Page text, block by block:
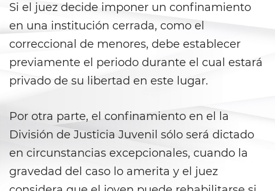
Intento de Asesinato
Secuestro
DMV
Drogas
Conducción Imprudente con
Si el juez decide imponer un confinamiento
en una institución cerrada, como el
correccional de menores, debe establecer
previamente el periodo durante el cual estará
privado de su libertad en este lugar.
Por otra parte, el confinamiento en el la
División de Justicia Juvenil sólo será dictado
en circunstancias excepcionales, cuando la
gravedad del caso lo amerita y el juez